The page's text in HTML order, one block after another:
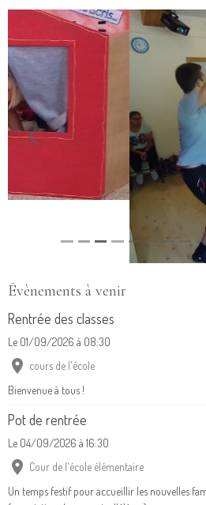
Évènements à venir
Rentrée des classes
Le 01/09/2026 à 08:30
cours de l'école
Bienvenue à tous !
Pot de rentrée
Le 04/09/2026 à 16:30
Cour de l'école élémentaire
Un temps festif pour accueillir les nouvelles